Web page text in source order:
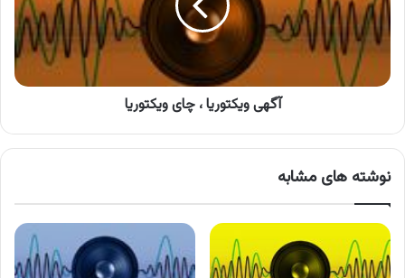
ویکتوریا
آگهی ویکتوریا ، چای ویکتوریا
نوشته های مشابه